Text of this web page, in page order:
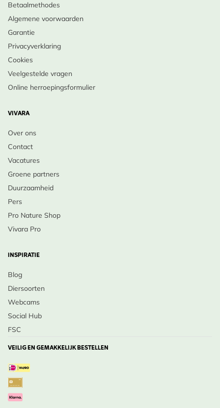
Betaalmethodes
Algemene voorwaarden
Garantie
Privacyverklaring
Cookies
Veelgestelde vragen
Online herroepingsformulier
VIVARA
Over ons
Contact
Vacatures
Groene partners
Duurzaamheid
Pers
Pro Nature Shop
Vivara Pro
INSPIRATIE
Blog
Diersoorten
Webcams
Social Hub
FSC
VEILIG EN GEMAKKELIJK BESTELLEN